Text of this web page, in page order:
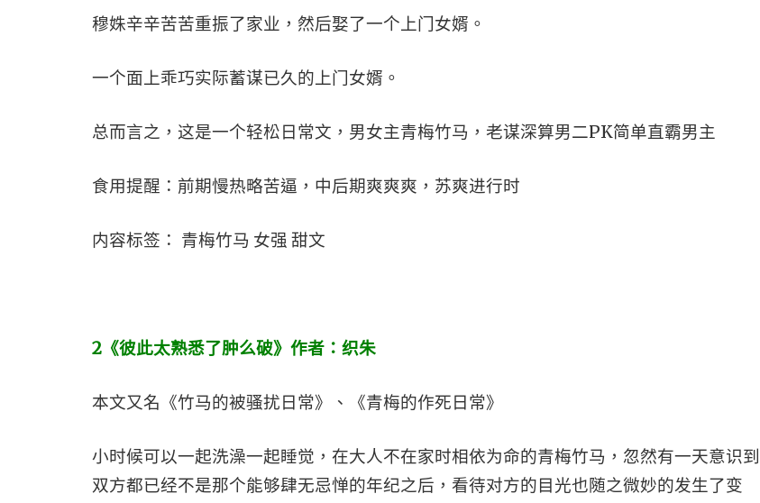
穆姝辛辛苦苦重振了家业，然后娶了一个上门女婿。
一个面上乖巧实际蓄谋已久的上门女婿。
总而言之，这是一个轻松日常文，男女主青梅竹马，老谋深算男二PK简单直霸男主
食用提醒：前期慢热略苦逼，中后期爽爽爽，苏爽进行时
内容标签： 青梅竹马 女强 甜文
2 《彼此太熟悉了肿么破》作者：织朱
本文又名《竹马的被骚扰日常》、《青梅的作死日常》
小时候可以一起洗澡一起睡觉，在大人不在家时相依为命的青梅竹马，忽然有一天意识到
双方都已经不是那个能够肆无忌惮的年纪之后，看待对方的目光也随之微妙的发生了变